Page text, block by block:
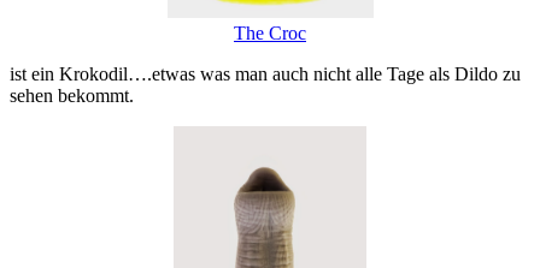
The Croc
ist ein Krokodil….etwas was man auch nicht alle Tage als Dildo zu
sehen bekommt.